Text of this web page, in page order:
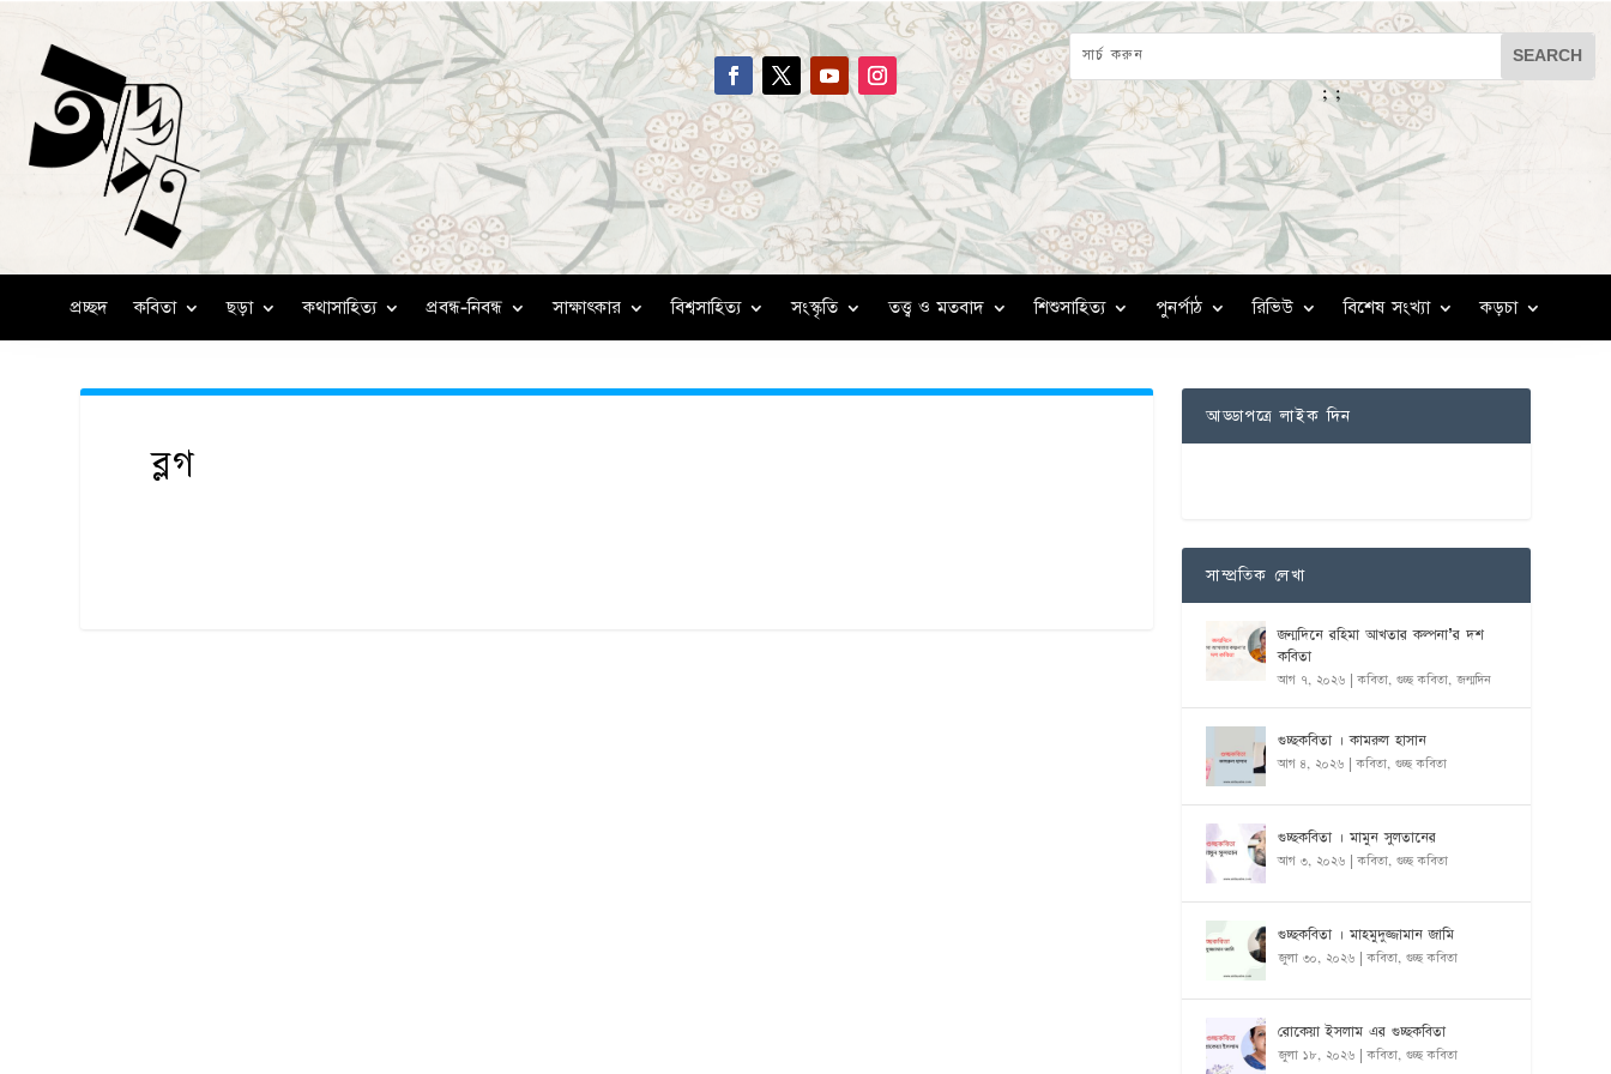
;;
প্রচ্ছদ কবিতা ছড়া কথাসাহিত্য প্রবন্ধ-নিবন্ধ সাক্ষাৎকার বিশ্বসাহিত্য সংস্কৃতি তত্ত্ব ও মতবাদ শিশুসাহিত্য পুনর্পাঠ রিভিউ বিশেষ সংখ্যা কড়চা
ব্লগ
আড্ডাপত্রে লাইক দিন
সাম্প্রতিক লেখা
জন্মদিনে রহিমা আখতার কল্পনা’র দশ
কবিতা
আগ ৭, ২০২৬ |কবিতা,গুচ্ছ কবিতা,জন্মদিন
গুচ্ছকবিতা । কামরুল হাসান
আগ ৪, ২০২৬ |কবিতা,গুচ্ছ কবিতা
গুচ্ছকবিতা । মামুন সুলতানের
আগ ৩, ২০২৬ |কবিতা,গুচ্ছ কবিতা
গুচ্ছকবিতা । মাহমুদুজ্জামান জামি
জুলা ৩০, ২০২৬ |কবিতা,গুচ্ছ কবিতা
রোকেয়া ইসলাম এর গুচ্ছকবিতা
জুলা ১৮, ২০২৬ |কবিতা,গুচ্ছ কবিতা